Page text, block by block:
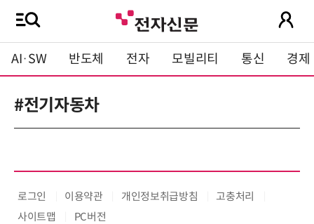
AI·SW 반도체 전자 모빌리티 통신 경제
#전기자동차
로그인 이용약관 개인정보취급방침
고충처리
사이트맵
PC버전